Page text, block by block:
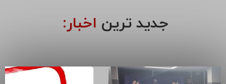
جدید ترین اخبار: